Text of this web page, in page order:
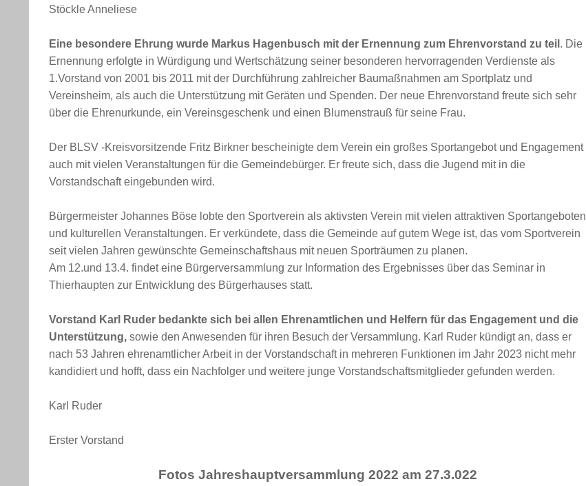
Stöckle Anneliese
Eine besondere Ehrung wurde Markus Hagenbusch mit der Ernennung zum Ehrenvorstand zu teil . Die
Ernennung erfolgte in Würdigung und Wertschätzung seiner besonderen hervorragenden Verdienste als
1.Vorstand von 2001 bis 2011 mit der Durchführung zahlreicher Baumaßnahmen am Sportplatz und
Vereinsheim, als auch die Unterstützung mit Geräten und Spenden. Der neue Ehrenvorstand freute sich sehr
über die Ehrenurkunde, ein Vereinsgeschenk und einen Blumenstrauß für seine Frau.
Der BLSV -Kreisvorsitzende Fritz Birkner bescheinigte dem Verein ein großes Sportangebot und Engagement
auch mit vielen Veranstaltungen für die Gemeindebürger. Er freute sich, dass die Jugend mit in die
Vorstandschaft eingebunden wird.
Bürgermeister Johannes Böse lobte den Sportverein als aktivsten Verein mit vielen attraktiven Sportangeboten
und kulturellen Veranstaltungen. Er verkündete, dass die Gemeinde auf gutem Wege ist, das vom Sportverein
seit vielen Jahren gewünschte Gemeinschaftshaus mit neuen Sporträumen zu planen.
Am 12.und 13.4. findet eine Bürgerversammlung zur Information des Ergebnisses über das Seminar in
Thierhaupten zur Entwicklung des Bürgerhauses statt.
Vorstand Karl Ruder bedankte sich bei allen Ehrenamtlichen und Helfern für das Engagement und die
Unterstützung, sowie den Anwesenden für ihren Besuch der Versammlung. Karl Ruder kündigt an, dass er
nach 53 Jahren ehrenamtlicher Arbeit in der Vorstandschaft in mehreren Funktionen im Jahr 2023 nicht mehr
kandidiert und hofft, dass ein Nachfolger und weitere junge Vorstandschaftsmitglieder gefunden werden.
Karl Ruder
Erster Vorstand
Fotos Jahreshauptversammlung 2022 am 27.3.022